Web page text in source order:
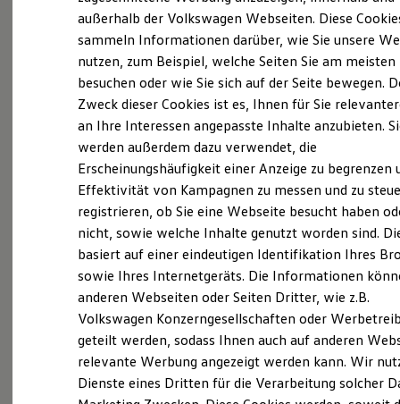
Elektrofahrzeugkonzepte
Reichweite
Reichweite der ID. Modelle
Reichweite im Winter
Laden
Laden unterwegs
Laden Zuhause
Ladezeitensimulator
Batterie
Sicherheit
Garantie und Lebensdauer
Nachhaltigkeit
Technologie
Kosten und Kauf
Verbrauchskosten
Kaufoptionen
E-Auto-Förderung
Software und Konnektivität
Die ID. Software 6
ID. Software Versionen und Updates
Digitale Extras
Schnittstellen zu Ihrem ID.
Probefahrt vereinbaren
Fahrzeugangebot anfordern
Servicetermin buchen
Serviceanfrage stellen
außerhalb der Volkswagen Webseiten. Diese
sammeln Informationen darüber, wie Sie unsere
nutzen, zum Beispiel, welche Seiten Sie am meisten
besuchen oder wie Sie sich auf der Seite bewegen.
Zweck dieser Cookies ist es, Ihnen für Sie
an Ihre Interessen angepasste Inhalte anzubieten.
werden außerdem dazu verwendet, die
Erscheinungshäufigkeit einer Anzeige zu begrenzen
Effektivität von Kampagnen zu messen und zu
registrieren, ob Sie eine Webseite besucht haben
nicht, sowie welche Inhalte genutzt worden sind.
basiert auf einer eindeutigen Identifikation Ihres
sowie Ihres Internetgeräts. Die Informationen
anderen Webseiten oder Seiten Dritter, wie z.B.
Volkswagen Konzerngesellschaften oder
geteilt werden, sodass Ihnen auch auf anderen
relevante Werbung angezeigt werden kann. Wir
Dienste eines Dritten für die Verarbeitung solcher